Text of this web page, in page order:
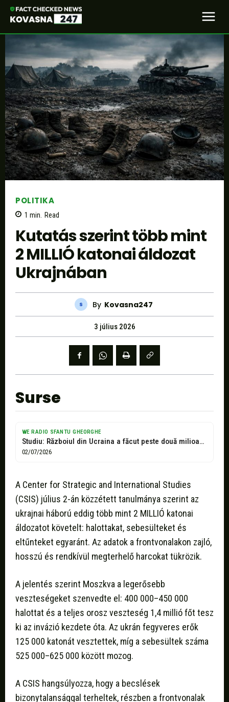
POLITIKA
1 min. Read
Kutatás szerint több mint
2 MILLIÓ katonai áldozat
Ukrajnában
By Kovasna247
3 július 2026
Surse
WE RADIO SFANTU GHEORGHE
Studiu: Războiul din Ucraina a făcut peste două milioane de victime în...
02/07/2026
A Center for Strategic and International Studies
(CSIS) július 2-án közzétett tanulmánya szerint az
ukrajnai háború eddig több mint 2 MILLIÓ katonai
áldozatot követelt: halottakat, sebesülteket és
eltűnteket egyaránt. Az adatok a frontvonalakon zajló,
hosszú és rendkívül megterhelő harcokat tükrözik.
A jelentés szerint Moszkva a legerősebb
veszteségeket szenvedte el: 400 000–450 000
halottat és a teljes orosz veszteség 1,4 millió főt tesz
ki az invázió kezdete óta. Az ukrán fegyveres erők
125 000 katonát vesztettek, míg a sebesültek száma
525 000–625 000 között mozog.
A CSIS hangsúlyozza, hogy a becslések
bizonytalansággal terheltek, részben a frontvonalak